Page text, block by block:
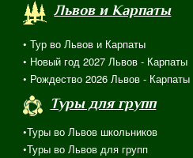
Львов и Карпаты
• Тур во Львов и Карпаты
• Новый год 2027 Львов - Карпаты
• Рождество 2026 Львов - Карпаты
Туры для групп
•Туры во Львов школьников
•Туры во Львов для групп